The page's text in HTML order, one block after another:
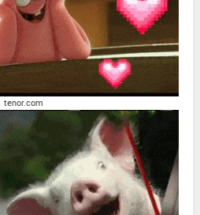
tenor.com